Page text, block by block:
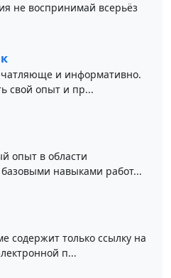
не воспринимай всерьёз
и информативно.
свой опыт и пр...
опыт в области
навыками работ...
содержит только ссылку на
п...